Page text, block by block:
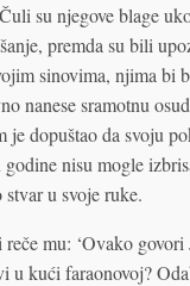
su njegove blage
premda su bili
sinovima, njima bi
nanese sramotnu
dopuštao da svoju
nisu mogle
u svoje ruke.
mu: ‘Ovako
kući faraonovoj?